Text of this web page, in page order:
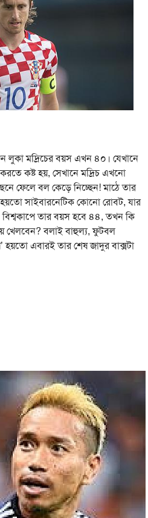
লুকা মদ্রিচের বয়স এখন ৪০। যেখানে
কষ্ট হয়, সেখানে মদ্রিচ এখনো
ফেলে বল কেড়ে নিচ্ছেন! মাঠে তার
সাইবারনেটিক কোনো রোবট, যার
তার বয়স হবে ৪৪, তখন কি
খেলবেন? বলাই বাহুল্য, ফুটবল
এবারই তার শেষ জাদুর বাক্সটা